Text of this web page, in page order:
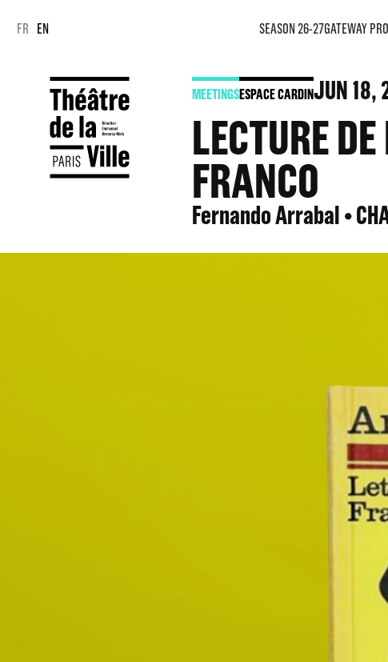
FR EN SEASON 26-27GATEWAY
MEETINGSESPACE CARDINJUN18,
LECTURE
FRANCO
Fernando Arrabal •